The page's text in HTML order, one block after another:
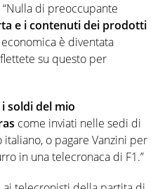
di preoccupante
e i contenuti dei prodotti
è diventata
su questo per
soldi del mio
come inviati nelle sedi di
o pagare Vanzini per
in una telecronaca di F1.”